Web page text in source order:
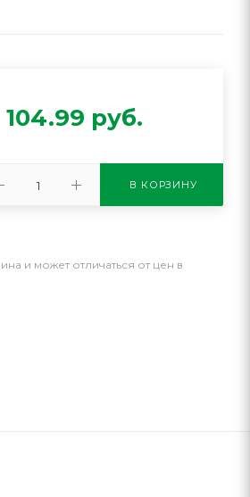
104.99 руб.
В КОРЗИНУ
и может отличаться от цен в